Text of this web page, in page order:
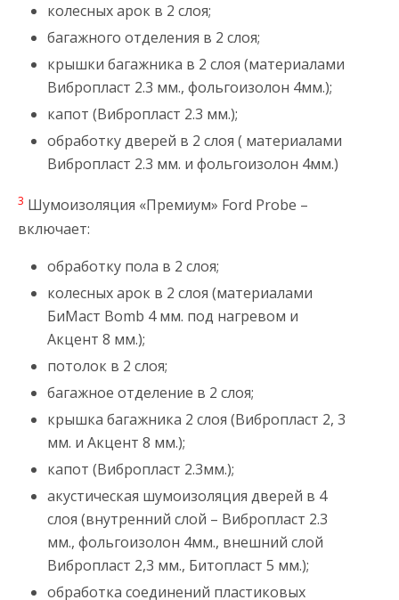
колесных арок в 2 слоя;
багажного отделения в 2 слоя;
крышки багажника в 2 слоя (материалами
Вибропласт 2.3 мм., фольгоизолон 4мм.);
капот (Вибропласт 2.3 мм.);
обработку дверей в 2 слоя ( материалами
Вибропласт 2.3 мм. и фольгоизолон 4мм.)
3 Шумоизоляция «Премиум» Ford Probe –
включает:
обработку пола в 2 слоя;
колесных арок в 2 слоя (материалами
БиМаст Bomb 4 мм. под нагревом и
Акцент 8 мм.);
потолок в 2 слоя;
багажное отделение в 2 слоя;
крышка багажника 2 слоя (Вибропласт 2, 3
мм. и Акцент 8 мм.);
капот (Вибропласт 2.3мм.);
акустическая шумоизоляция дверей в 4
слоя (внутренний слой – Вибропласт 2.3
мм., фольгоизолон 4мм., внешний слой
Вибропласт 2,3 мм., Битопласт 5 мм.);
обработка соединений пластиковых